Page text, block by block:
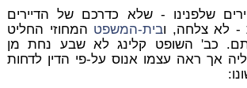
שלפנינו - שלא כדרכם של הדיירים
- לא צלחה, ובית-המשפט המחוזי החליט
כב' השופט קלינג לא שבע נחת מן
אך ראה עצמו אנוס על-פי הדין לדחות